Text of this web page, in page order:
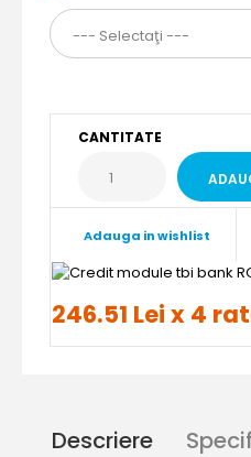
CANTITATE
Adauga in wishlist
246.51 Lei x 4
Descriere